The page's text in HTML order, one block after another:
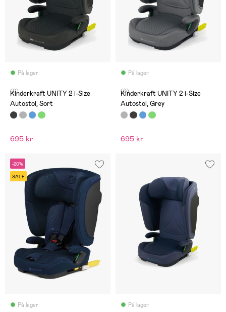
På lager
(0)
Kinderkraft UNITY 2 i-Size
Autostol, Sort
695 kr
På lager
(0)
Kinderkraft UNITY 2 i-Size
Autostol, Grey
695 kr
-20%
SALE
På lager På lager